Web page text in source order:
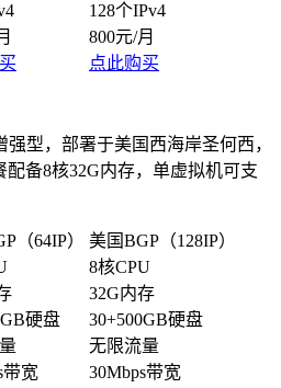
128个IPv4
800元/月
点此购买
型，部署于美国西海岸圣何西，
配备8核32G内存，单虚拟机可支
（64IP）
美国BGP（128IP）
8核CPU
32G内存
硬盘
30+500GB硬盘
无限流量
带宽
30Mbps带宽